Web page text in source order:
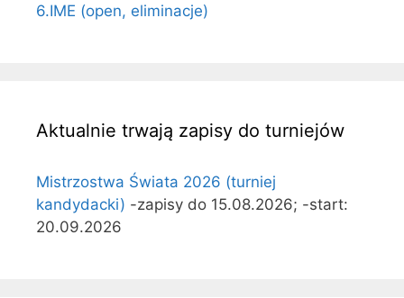
6.IME (open, eliminacje)
Aktualnie trwają zapisy do turniejów
Mistrzostwa Świata 2026 (turniej
kandydacki) -zapisy do 15.08.2026; -start:
20.09.2026